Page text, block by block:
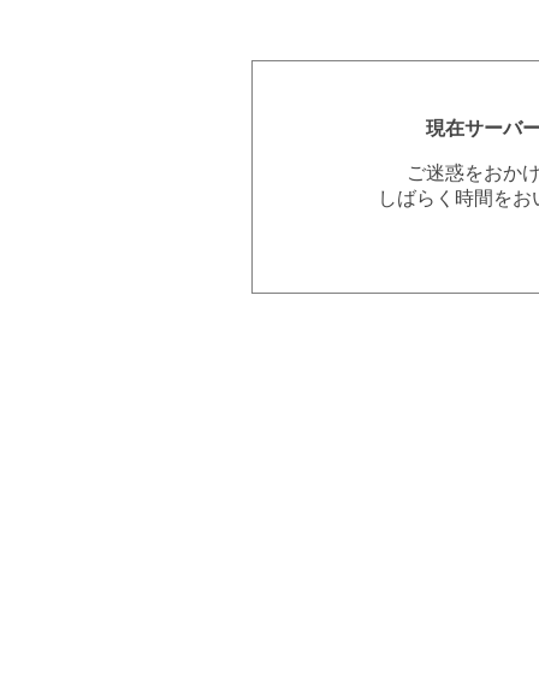
現在サーバ
ご迷惑をおか
しばらく時間を